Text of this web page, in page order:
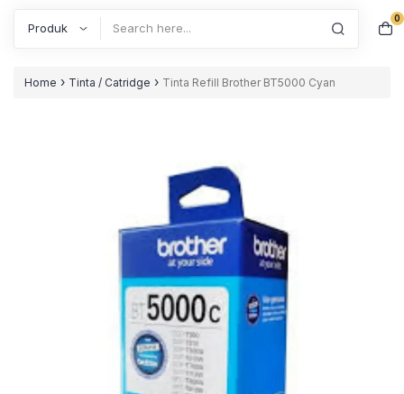
0
Home › Tinta / Catridge › Tinta Refill Brother BT5000 Cyan